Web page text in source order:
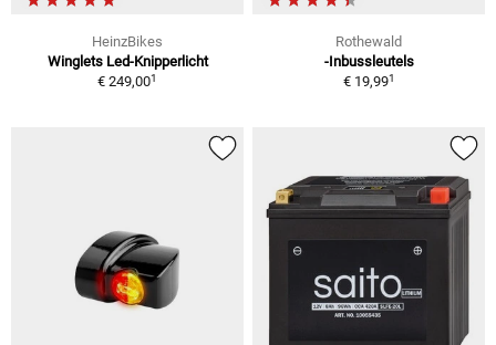
HeinzBikes
Winglets Led-Knipperlicht
€ 249,001
Rothewald
-Inbussleutels
€ 19,991